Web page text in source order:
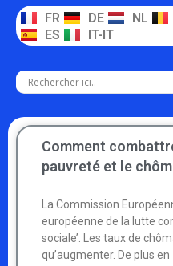
FR DE NL
ES
IT-IT
Comment
pauvreté et le
La Commission
européenne de la lutte
sociale’. Les taux de
qu’augmenter. De plus en